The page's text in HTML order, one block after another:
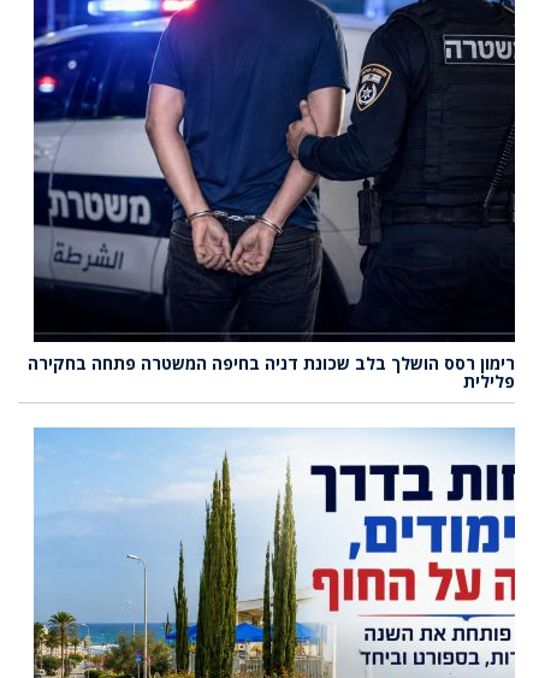
רימון רסס הושלך בלב שכונת דניה בחיפה המשטרה פתחה בחקירה
פלילית